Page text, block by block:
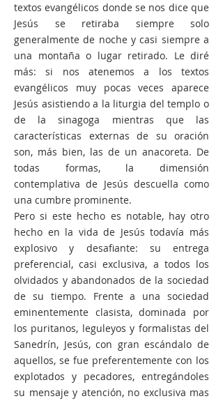
textos evangélicos donde se nos dice que
Jesús se retiraba siempre solo
generalmente de noche y casi siempre a
una montaña o lugar retirado. Le diré
más: si nos atenemos a los textos
evangélicos muy pocas veces aparece
Jesús asistiendo a la liturgia del templo o
de la sinagoga mientras que las
características externas de su oración
son, más bien, las de un anacoreta. De
todas formas, la dimensión
contemplativa de Jesús descuella como
una cumbre prominente.
Pero si este hecho es notable, hay otro
hecho en la vida de Jesús todavía más
explosivo y desafiante: su entrega
preferencial, casi exclusiva, a todos los
olvidados y abandonados de la sociedad
de su tiempo. Frente a una sociedad
eminentemente clasista, dominada por
los puritanos, leguleyos y formalistas del
Sanedrín, Jesús, con gran escándalo de
aquellos, se fue preferentemente con los
explotados y pecadores, entregándoles
su mensaje y atención, no exclusiva mas